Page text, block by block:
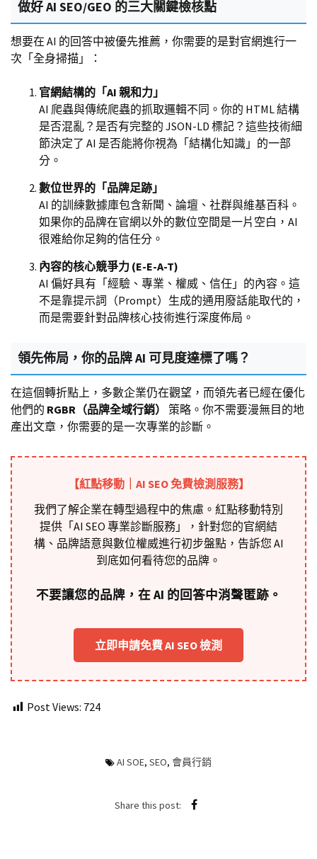
做好 AI SEO/GEO 的三大關鍵檢核點
想要在 AI 的回答中被優先推薦，你需要的是對官網進行一
次「全身掃描」：
官網結構的「AI 親和力」
AI 爬蟲與傳統爬蟲的抓取邏輯不同。你的 HTML 結構
是否混亂？是否有完整的 JSON-LD 標記？這些技術細
節決定了 AI 是否能將你視為「結構化知識」的一部
分。
數位世界的「品牌足跡」
AI 的訓練數據庫包含新聞、論壇、社群與維基百科。
如果你的品牌在官網以外的數位空間是一片空白，AI
很难給你足夠的信任分。
內容的核心競爭力 (E-E-A-T)
AI 偏好具有「經驗、專業、權威、信任」的內容。這
不是靠提示詞（Prompt）生成的通用廢話能取代的，
而是需要針對品牌核心技術進行深度佈局。
領先佈局，你的品牌 AI 可見度達標了嗎？
在這個轉折點上，多數企業仍在觀望，而領先者已經在優化
他們的 RGBR（品牌全域行銷）
策略。你不需要漫無目的地
產出文章，你需要的是一次專業的診斷。
【紅點移動｜AI SEO 免費檢測服務】
我們了解企業在轉型過程中的焦慮。紅點移動特別
提供「AI SEO 專業診斷服務」，針對您的官網結
構、品牌語意與數位權威進行初步盤點，告訴您 AI
到底如何看待您的品牌。
不要讓您的品牌，在 AI 的回答中消聲匿跡。
立即申請免費 AI SEO 檢測
Post Views: 724
AI SOE, SEO, 會員行銷
Share this post: